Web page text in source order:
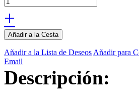
+
Añadir a la Cesta
Añadir a la Lista de Deseos Añadir para
Email
Descripción: